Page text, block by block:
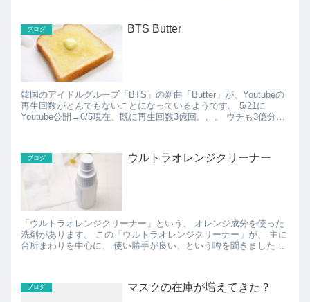
ブログ BTS Butter
韓国のアイドルグループ「BTS」の新曲「Butter」が、Youtubeの
再生回数がとんでもないことになっているようです。 5/21に
Youtube公開→6/5現在、既に再生回数3億回。。。 ウチも3億分の
ブログ ウルトラオレンジクリーナー
「ウルトラオレンジクリーナー」という、 オレンジ成分を使った
洗剤があります。 この「ウルトラオレンジクリーナー」が、 主に
台所まわりを中心に、 使い勝手が良い、という噂を聞きました。
ブログ マスクの在庫が増えてきた？